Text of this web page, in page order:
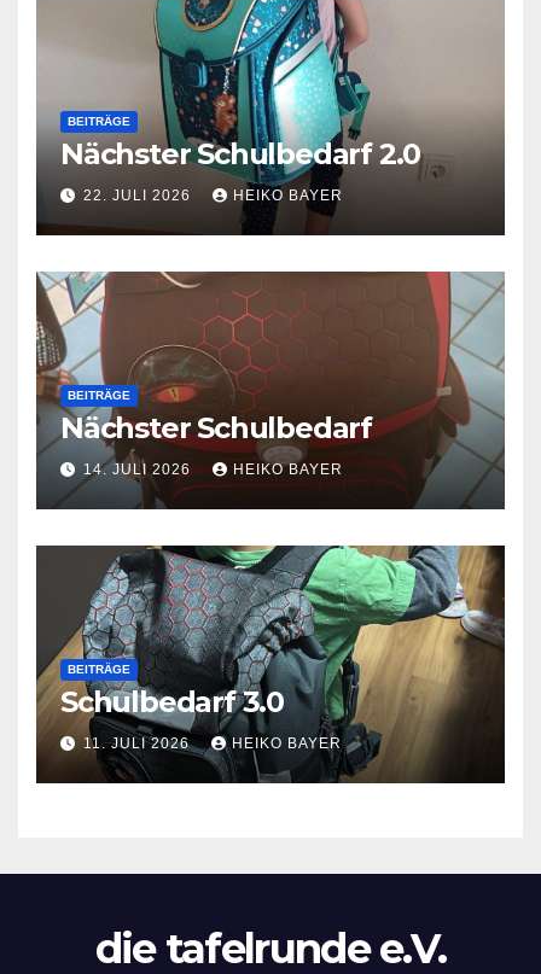
BEITRÄGE
Nächster Schulbedarf 2.0
22. JULI 2026 HEIKO BAYER
BEITRÄGE
Nächster Schulbedarf
14. JULI 2026 HEIKO BAYER
BEITRÄGE
Schulbedarf 3.0
11. JULI 2026 HEIKO BAYER
die tafelrunde e.V.